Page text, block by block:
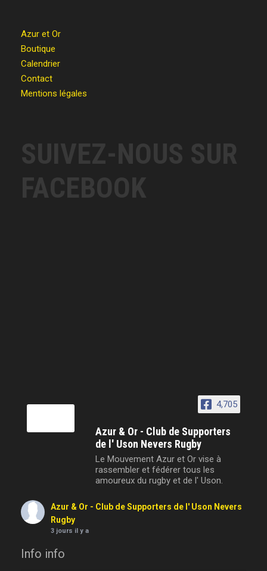
Azur et Or
Boutique
Calendrier
Contact
Mentions légales
SUIVEZ-NOUS SUR
FACEBOOK
4,705
Azur & Or - Club de Supporters
de l' Uson Nevers Rugby
Le Mouvement Azur et Or vise à
rassembler et fédérer tous les
amoureux du rugby et de l' Uson.
Azur & Or - Club de Supporters de l' Uson Nevers
Rugby
3 jours il y a
Info info